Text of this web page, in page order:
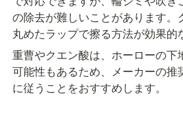
の除去が難しいことがあります。
丸めたラップで擦る方法が効果的
重曹やクエン酸は、ホーローの下
可能性もあるため、メーカーの推
に従うことをおすすめします。